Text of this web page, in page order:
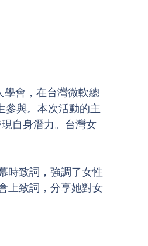
學會，在台灣微軟總
參與。本次活動的主
自身潛力。台灣女
時致詞，強調了女性
上致詞，分享她對女